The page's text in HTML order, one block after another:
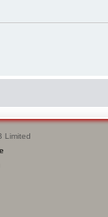
Limited